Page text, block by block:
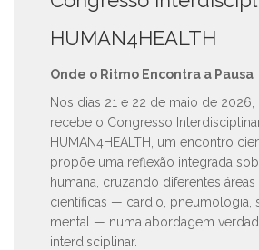
HUMAN4HEALTH
Onde o Ritmo Encontra a Pausa
Nos dias 21 e 22 de maio de 2026,
recebe o Congresso
HUMAN4HEALTH, um encontro
propõe uma reflexão integrada
humana, cruzando diferentes
científicas — cardio, pneumologia,
mental — numa abordagem
interdisciplinar.